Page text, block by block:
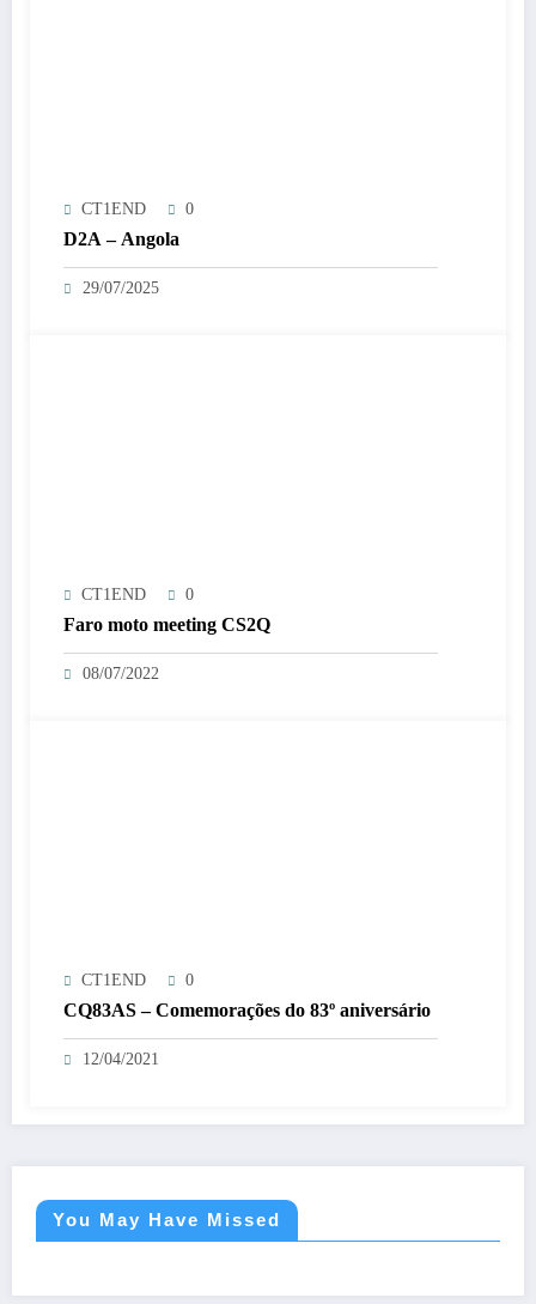
CT1END 0
D2A – Angola
29/07/2025
CT1END 0
Faro moto meeting CS2Q
08/07/2022
CT1END 0
CQ83AS – Comemorações do 83º aniversário
12/04/2021
You May Have Missed